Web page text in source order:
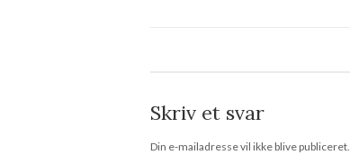
Skriv et svar
Din e-mailadresse vil ikke blive publiceret.